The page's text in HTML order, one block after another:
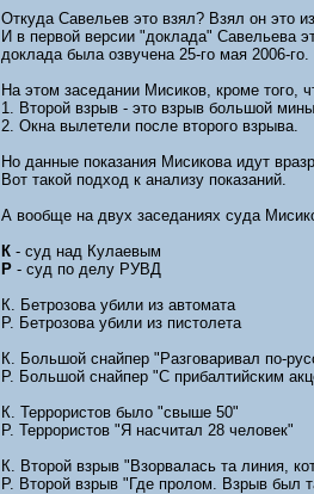
Откуда Савельев это взял? Взял он это
И в первой версии "доклада" Савельева
доклада была озвучена 25-го мая 2006-го.
На этом заседании Мисиков, кроме того,
1. Второй взрыв - это взрыв большой
2. Окна вылетели после второго взрыва.
Но данные показания Мисикова идут
Вот такой подход к анализу показаний.
А вообще на двух заседаниях суда
К- суд над Кулаевым
Р- суд по делу РУВД
К. Бетрозова убили из автомата
Р. Бетрозова убили из пистолета
К. Большой снайпер "Разговаривал по-
Р. Большой снайпер "С прибалтийским
К. Террористов было "свыше 50"
Р. Террористов "Я насчитал 28 человек"
К. Второй взрыв "Взорвалась та линия,
Р. Второй взрыв "Где пролом. Взрыв был